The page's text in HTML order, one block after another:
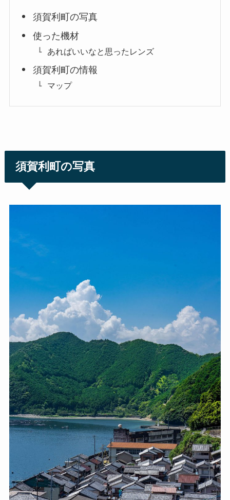
須賀利町の写真
使った機材
あればいいなと思ったレンズ
須賀利町の情報
マップ
須賀利町の写真